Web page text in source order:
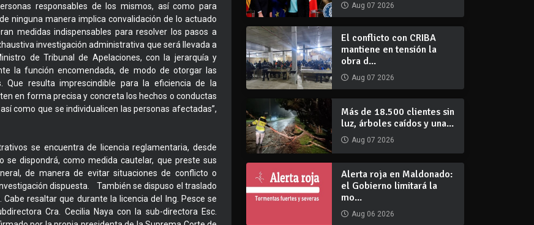
responsables de los mismos, así como para
ninguna manera implica convalidación de lo actuado
medidas indispensables para resolver los pasos a
investigación administrativa que será llevada a
de Tribunal de Apelaciones, con la jerarquía y
la función encomendada, de modo de otorgar las
Que resulta imprescindible para la eficiencia de la
en forma precisa y concreta los hechos o conductas
como que se individualicen las personas afectadas”,
se encuentra de licencia reglamentaria, desde
dispondrá, como medida cautelar, que preste sus
de manera de evitar situaciones de conflicto o
dispuesta. También se dispuso el traslado
resaltar que durante la licencia del Ing. Pesce se
Cra. Cecilia Naya con la sub-directora Esc.
Aug 07 2026
El conflicto con CRIBA
mantiene en tensión la
obra d...
Aug 07 2026
Más de 18.500 clientes sin
luz, árboles caídos y una...
Aug 07 2026
Alerta roja en Maldonado:
el Gobierno limitará la
mo...
Aug 06 2026